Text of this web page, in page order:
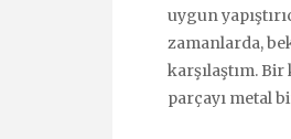
uygun
zamanlarda,
karşılaştım.
parçayı metal